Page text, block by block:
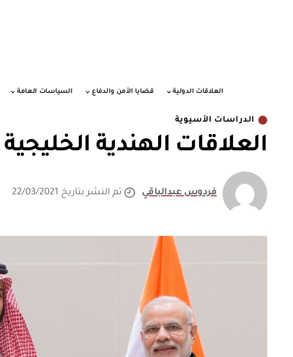
العلاقات الدولية قضايا الأمن والدفاع السياسات العامة
الدراسات الأسيوية
العلاقات الهندية
فردوس عبدالباقي تم النشر بتاريخ 22/03/2021